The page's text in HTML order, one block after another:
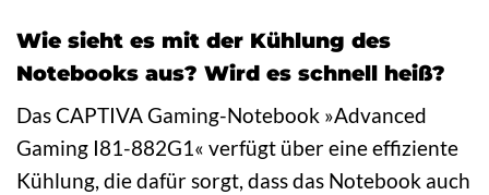
Wie sieht es mit der Kühlung des
Notebooks aus? Wird es schnell heiß?
Das CAPTIVA Gaming-Notebook »Advanced
Gaming I81-882G1« verfügt über eine effiziente
Kühlung, die dafür sorgt, dass das Notebook auch